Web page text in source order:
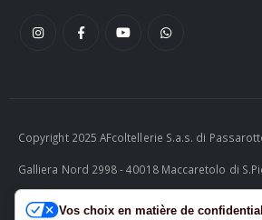
Copyright 2025 AFcoltellerie S.a.s. di
Galliera Nord 2998 - 40018 Maccaretolo di
ITALY P.I. 04230081202 | tel. +39 051 811732 |
Vos choix en matière de